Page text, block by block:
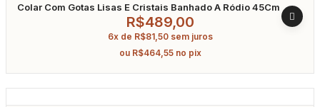
Colar Com Gotas Lisas E Cristais Banhado A Ródio 45Cm
R$489,00
6x de R$81,50 sem juros
ou R$464,55 no pix